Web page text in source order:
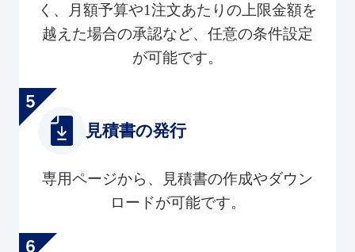
く、月額予算や1注文あたりの上限金額を
越えた場合の承認など、任意の条件設定
が可能です。
見積書の発行
専用ページから、見積書の作成やダウン
ロードが可能です。